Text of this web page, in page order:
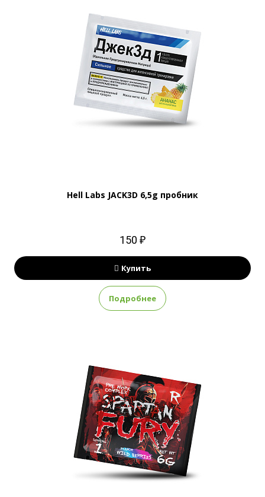
Hell Labs JACK3D 6,5g пробник
150 ₽
Купить
Подробнее